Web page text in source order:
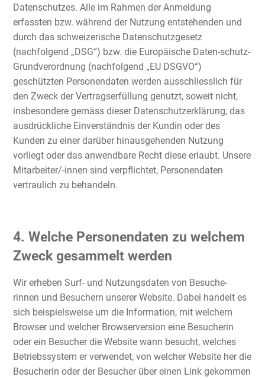
Datenschutzes. Alle im Rahmen der Anmeldung
erfassten bzw. während der Nutzung entstehenden und
durch das schweizerische Datenschutzgesetz
(nachfolgend „DSG“) bzw. die Europäische Daten-schutz-
Grundverordnung (nachfolgend „EU DSGVO“)
geschützten Personendaten werden ausschliesslich für
den Zweck der Vertragserfüllung genutzt, soweit nicht,
insbesondere gemäss dieser Datenschutzerklärung, das
ausdrückliche Einverständnis der Kundin oder des
Kunden zu einer darüber hinausgehenden Nutzung
vorliegt oder das anwendbare Recht diese erlaubt. Unsere
Mitarbeiter/-innen sind verpflichtet, Personendaten
vertraulich zu behandeln.
4. Welche Personendaten zu welchem
Zweck gesammelt werden
Wir erheben Surf- und Nutzungsdaten von Besuche-
rinnen und Besuchern unserer Website. Dabei handelt es
sich beispielsweise um die Information, mit welchem
Browser und welcher Browserversion eine Besucherin
oder ein Besucher die Website wann besucht, welches
Betriebssystem er verwendet, von welcher Website her die
Besucherin oder der Besucher über einen Link gekommen